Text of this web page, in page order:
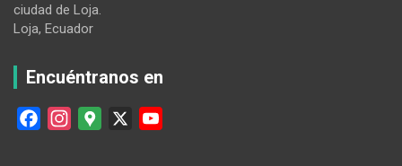
ciudad de Loja.
Loja, Ecuador
Encuéntranos en